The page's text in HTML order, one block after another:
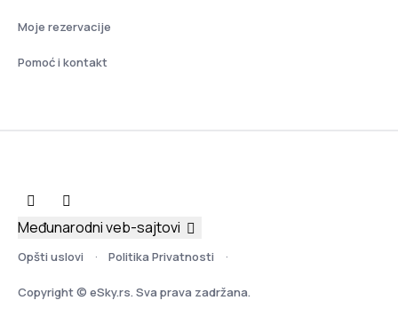
Moje rezervacije
Pomoć i kontakt
Opšti uslovi Politika Privatnosti
Copyright © eSky.rs. Sva prava zadržana.
Međunarodni veb-sajtovi